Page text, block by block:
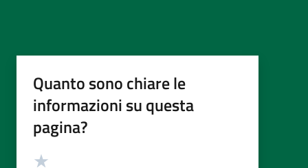
Quanto sono chiare le
informazioni su questa
pagina?
Valutazione